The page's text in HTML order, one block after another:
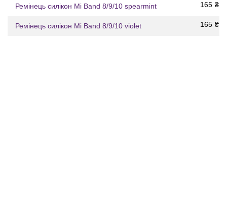
Ремінець силікон Mi Band 8/9/10 spearmint 165 ₴
Ремінець силікон Mi Band 8/9/10 violet 165 ₴